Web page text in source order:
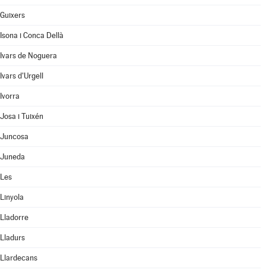
Guixers
Isona i Conca Dellà
Ivars de Noguera
Ivars d'Urgell
Ivorra
Josa i Tuixén
Juncosa
Juneda
Les
Linyola
Lladorre
Lladurs
Llardecans